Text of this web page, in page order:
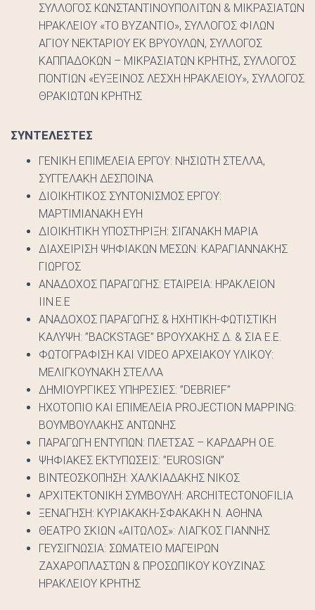
ΣΥΛΛΟΓΟΣ ΚΩΝΣΤΑΝΤΙΝΟΥΠΟΛΙΤΩΝ & ΜΙΚΡΑΣΙΑΤΩΝ
ΗΡΑΚΛΕΙΟΥ «ΤΟ ΒΥΖΑΝΤΙΟ», ΣΥΛΛΟΓΟΣ ΦΙΛΩΝ
ΑΓΙΟΥ ΝΕΚΤΑΡΙΟΥ ΕΚ ΒΡΥΟΥΛΩΝ, ΣΥΛΛΟΓΟΣ
ΚΑΠΠΑΔΟΚΩΝ – ΜΙΚΡΑΣΙΑΤΩΝ ΚΡΗΤΗΣ, ΣΥΛΛΟΓΟΣ
ΠΟΝΤΙΩΝ «ΕΥΞΕΙΝΟΣ ΛΕΣΧΗ ΗΡΑΚΛΕΙΟΥ», ΣΥΛΛΟΓΟΣ
ΘΡΑΚΙΩΤΩΝ ΚΡΗΤΗΣ
ΣΥΝΤΕΛΕΣΤΕΣ
ΓΕΝΙΚΗ ΕΠΙΜΕΛΕΙΑ ΕΡΓΟΥ: ΝΗΣΙΩΤΗ ΣΤΕΛΛΑ,
ΣΥΓΓΕΛΑΚΗ ΔΕΣΠΟΙΝΑ
ΔΙΟΙΚΗΤΙΚΟΣ ΣΥΝΤΟΝΙΣΜΟΣ ΕΡΓΟΥ:
ΜΑΡΤΙΜΙΑΝΑΚΗ ΕΥΗ
ΔΙΟΙΚΗΤΙΚΗ ΥΠΟΣΤΗΡΙΞΗ: ΣΙΓΑΝΑΚΗ ΜΑΡΙΑ
ΔΙΑΧΕΙΡΙΣΗ ΨΗΦΙΑΚΩΝ ΜΕΣΩΝ: ΚΑΡΑΓΙΑΝΝΑΚΗΣ
ΓΙΩΡΓΟΣ
ΑΝΑΔΟΧΟΣ ΠΑΡΑΓΩΓΗΣ: ΕΤΑΙΡΕΙΑ: ΗΡΑΚΛΕΙΟΝ
ΙΙΝ.Ε.Ε
ΑΝΑΔΟΧΟΣ ΠΑΡΑΓΩΓΗΣ & ΗΧΗΤΙΚΗ-ΦΩΤΙΣΤΙΚΗ
ΚΑΛΥΨΗ: ”BACKSTAGE” ΒΡΟΥΧΑΚΗΣ Δ. & ΣΙΑ Ε.Ε.
ΦΩΤΟΓΡΑΦIΣΗ ΚΑΙ VIDEO AΡΧΕΙΑΚΟY YΛΙΚΟY:
ΜΕΛΙΓΚΟΥΝΑΚΗ ΣΤΕΛΛΑ
ΔΗΜΙΟΥΡΓΙΚΕΣ ΥΠΗΡΕΣΙΕΣ: ”DEBRIEF”
ΗΧΟΤΟΠΙΟ ΚΑΙ ΕΠΙΜΕΛΕΙΑ PROJECTION MAPPING:
ΒΟΥΜΒΟΥΛΑΚΗΣ ΑΝΤΩΝΗΣ
ΠΑΡΑΓΩΓΗ EΝΤΥΠΩΝ: ΠΛΕΤΣΑΣ – ΚΑΡΔΑΡΗ Ο.Ε.
ΨΗΦΙΑΚΕΣ ΕΚΤΥΠΩΣΕΙΣ: ”EUROSIGN”
ΒΙΝΤΕΟΣΚΟΠΗΣΗ: ΧΑΛΚΙΑΔΑΚΗΣ ΝΙΚΟΣ
ΑΡΧΙΤΕΚΤΟΝΙΚΗ ΣΥΜΒΟΥΛΗ: ARCHITECTONOFILIA
ΞΕΝΑΓΗΣΗ: ΚΥΡΙΑΚΑΚΗ-ΣΦΑΚΑΚΗ Ν. ΑΘΗΝΑ
ΘΕΑΤΡΟ ΣΚΙΩΝ «ΑΙΤΩΛΟΣ»: ΛΙΑΓΚΟΣ ΓΙΑΝΝΗΣ
ΓΕΥΣΙΓΝΩΣΙΑ: ΣΩΜΑΤΕΙΟ ΜΑΓΕΙΡΩΝ
ΖΑΧΑΡΟΠΛΑΣΤΩΝ & ΠΡΟΣΩΠΙΚΟΥ ΚΟΥΖΙΝΑΣ
ΗΡΑΚΛΕΙΟΥ ΚΡΗΤΗΣ